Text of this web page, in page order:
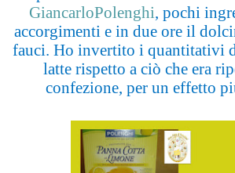
GiancarloPolenghi, pochi
accorgimenti e in due ore il
fauci. Ho invertito i quantitativi
latte rispetto a ciò che era
confezione, per un effetto